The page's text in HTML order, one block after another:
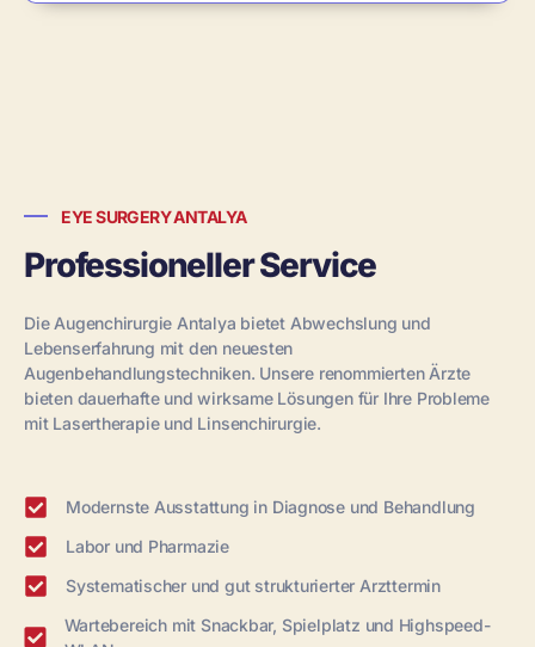
EYE SURGERY ANTALYA
Professioneller Service
Die Augenchirurgie Antalya bietet Abwechslung und
Lebenserfahrung mit den neuesten
Augenbehandlungstechniken. Unsere renommierten Ärzte
bieten dauerhafte und wirksame Lösungen für Ihre Probleme
mit Lasertherapie und Linsenchirurgie.
Modernste Ausstattung in Diagnose und Behandlung
Labor und Pharmazie
Systematischer und gut strukturierter Arzttermin
Wartebereich mit Snackbar, Spielplatz und Highspeed-